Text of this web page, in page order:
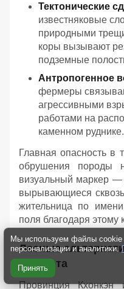
Тектонические
известняковые
природными
коры вызывают
подземные
Антропогенное
фермеры
агрессивными
работами на
каменном руднике.
Главная опасность в
обрушения породы
визуальный маркер —
вырывающиеся
жительница по
поля благодаря этому
Лесные
эксперта
Провинция
Мы используем файлы cookie
персонализации и аналитики.
Принять